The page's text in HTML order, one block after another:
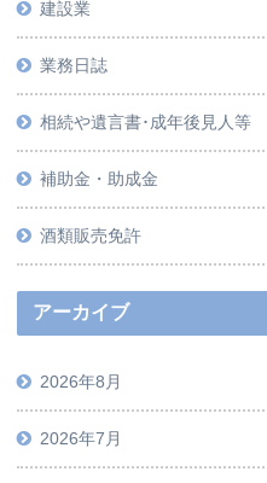
建設業
業務日誌
相続や遺言書･成年後見人等
補助金・助成金
酒類販売免許
アーカイブ
2026年8月
2026年7月